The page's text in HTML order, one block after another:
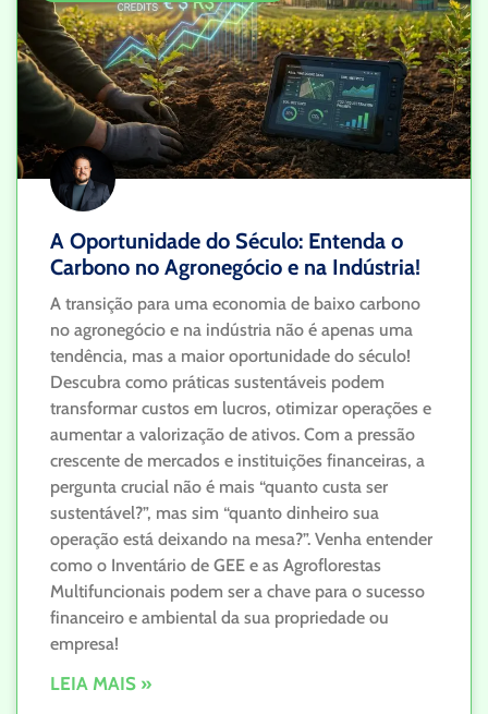
A Oportunidade do Século: Entenda o
Carbono no Agronegócio e na Indústria!
A transição para uma economia de baixo carbono
no agronegócio e na indústria não é apenas uma
tendência, mas a maior oportunidade do século!
Descubra como práticas sustentáveis podem
transformar custos em lucros, otimizar operações e
aumentar a valorização de ativos. Com a pressão
crescente de mercados e instituições financeiras, a
pergunta crucial não é mais “quanto custa ser
sustentável?”, mas sim “quanto dinheiro sua
operação está deixando na mesa?”. Venha entender
como o Inventário de GEE e as Agroflorestas
Multifuncionais podem ser a chave para o sucesso
financeiro e ambiental da sua propriedade ou
empresa!
LEIA MAIS »